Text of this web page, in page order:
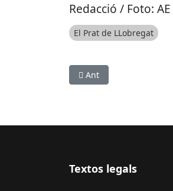
Redacció / Foto:
El Prat de LLobregat
Article anterior:
Ant
Textos legals